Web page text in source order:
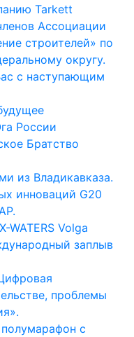
Tarkett
Ассоциации
строителей» по
округу.
с наступающим
России
Братство
из Владикавказа.
инноваций G20
Volga
заплыв
проблемы
с